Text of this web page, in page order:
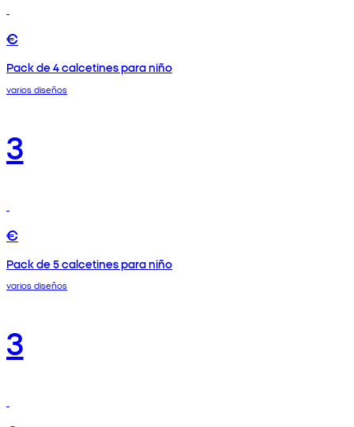
€
Pack de 4 calcetines para niño
varios diseños
3
€
Pack de 5 calcetines para niño
varios diseños
3